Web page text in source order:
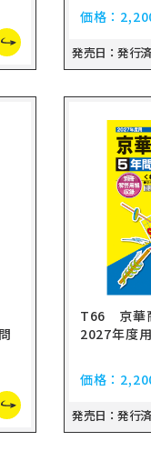
価格：
発売日：発行済
T66 京華
2027年度
価格：
発売日：発行済